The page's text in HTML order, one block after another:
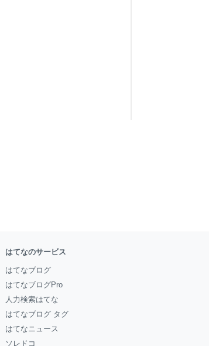
はてなのサービス
はてなブログ
はてなブログPro
人力検索はてな
はてなブログ タグ
はてなニュース
ソレドコ